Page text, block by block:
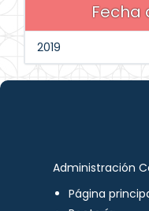
Fecha
2019
Administración
Página